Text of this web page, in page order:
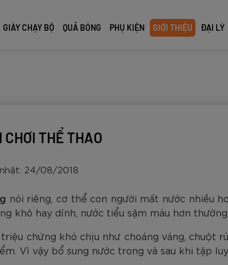
Tím
Giày Đá Bóng Zocker
Inspire Pro Gen 2 Xanh
Power -
Vợt Pickleball Zocker
HP06 Pro Series Power -
GIÀY CHẠY BỘ
2 Full
Giày Chạy Bộ Zocker
Speed Light Gen 2 Full
QUẢ BÓNG
đấu cao
size 5
Quả bóng đá tiêu chuẩn thi
đấu Latico size 5 da
PHỤ KIỆN
Zocker
Găng Tay Thủ Môn Zocker
Gloves Fabien
GIỚI THIỆU ĐẠI LÝ
THỂ THAO
24/08/2018
nói riêng, cơ thể con người mất nước nhiều
khô hay dính, nước tiểu sậm màu hơn
chứng khó chịu như choáng váng, chuột
Vì vậy bổ sung nước trong và sau khi tập